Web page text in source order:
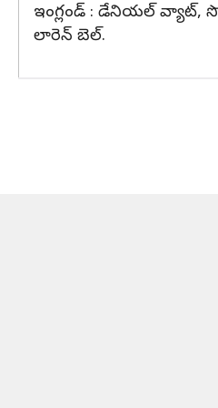
ఇంగ్లండ్ : డేనియల్ వ్యాట్,
లారెన్ బెల్.